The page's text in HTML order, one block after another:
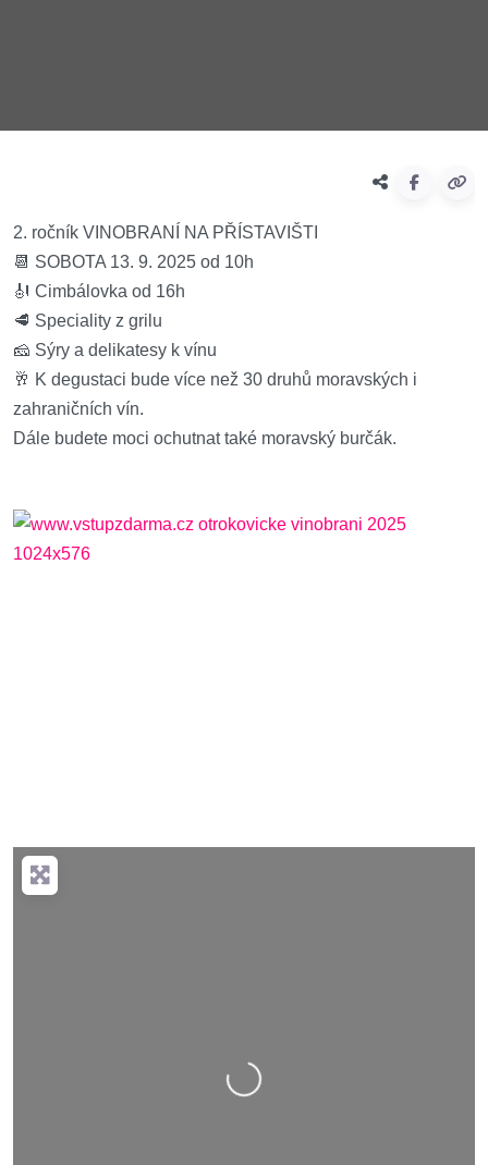
2. ročník VINOBRANÍ NA PŘÍSTAVIŠTI
📆 SOBOTA 13. 9. 2025 od 10h
🎻 Cimbálovka od 16h
🥩 Speciality z grilu
🧀 Sýry a delikatesy k vínu
🥂 K degustaci bude více než 30 druhů moravských i
zahraničních vín.
Dále budete moci ochutnat také moravský burčák.
Nahrávání….